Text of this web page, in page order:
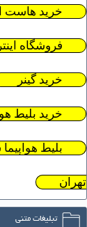
خرید هاست
فروشگاه
خرید گینر
خرید بلیط
بلیط هواپیما
تهران
تبلیغات متنی